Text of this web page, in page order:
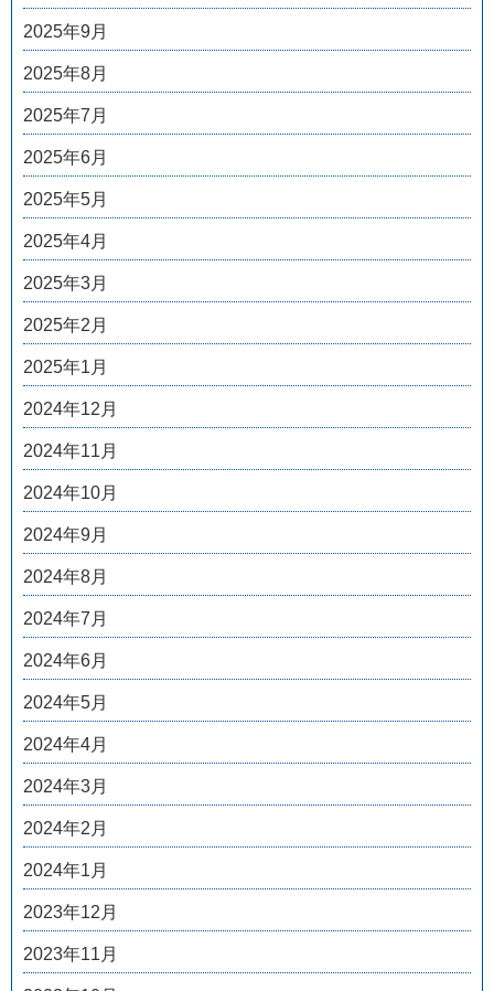
2025年9月
2025年8月
2025年7月
2025年6月
2025年5月
2025年4月
2025年3月
2025年2月
2025年1月
2024年12月
2024年11月
2024年10月
2024年9月
2024年8月
2024年7月
2024年6月
2024年5月
2024年4月
2024年3月
2024年2月
2024年1月
2023年12月
2023年11月